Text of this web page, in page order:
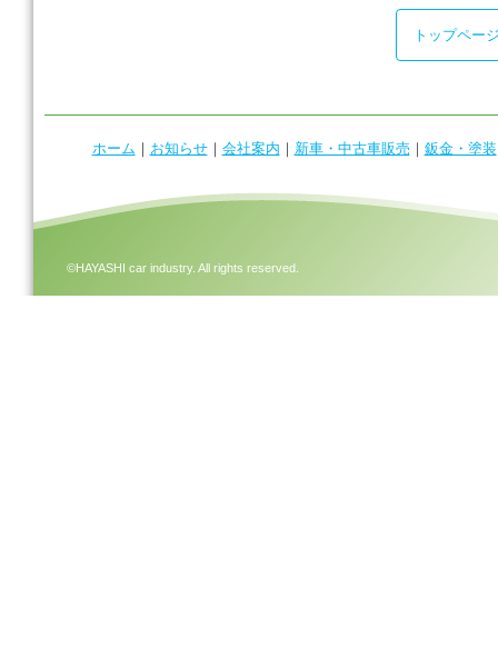
k
トップペー
ホーム ｜ お知らせ｜ 会社案内 ｜ 新車・中古車販売 ｜ 鈑金・塗装
©HAYASHI car industry. All rights reserved.